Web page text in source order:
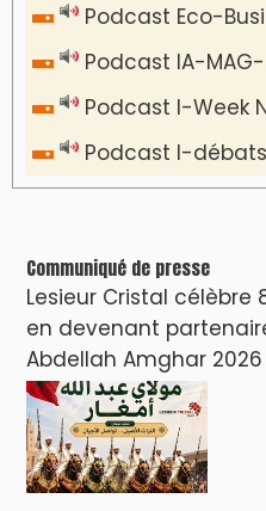
Podcast Eco-
Podcast IA-
Podcast I-Week
Podcast I-
Communiqué de presse
Lesieur Cristal
en devenant
Abdellah Amghar 2026